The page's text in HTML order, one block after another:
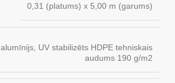
0,31 (platums) x 5,00 m (garums)
alumīnijs, UV stabilizēts HDPE tehniskais
audums 190 g/m2